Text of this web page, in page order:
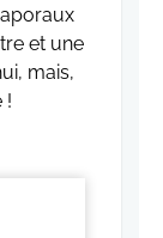
et une
mais,
!